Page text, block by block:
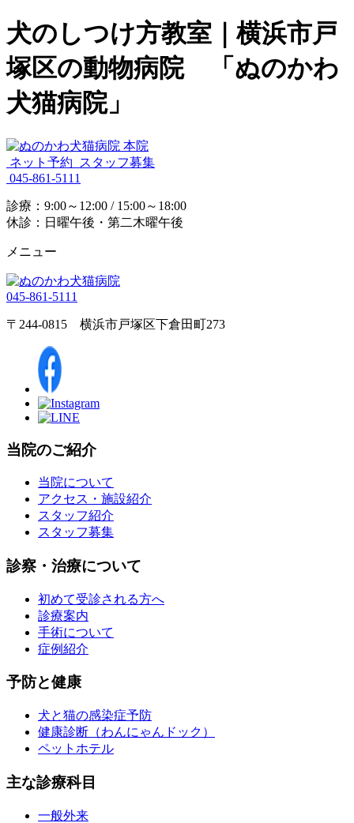
犬のしつけ方教室｜横浜市戸
塚区の動物病院 「ぬのかわ
犬猫病院」
ネット予約
スタッフ募集
045-861-5111
診療：9:00～12:00 / 15:00～18:00
休診：日曜午後・第二木曜午後
メニュー
045-861-5111
〒244-0815 横浜市戸塚区下倉田町273
当院のご紹介
当院について
アクセス・施設紹介
スタッフ紹介
スタッフ募集
診察・治療について
初めて受診される方へ
診療案内
手術について
症例紹介
予防と健康
犬と猫の感染症予防
健康診断（わんにゃんドック）
ペットホテル
主な診療科目
一般外来